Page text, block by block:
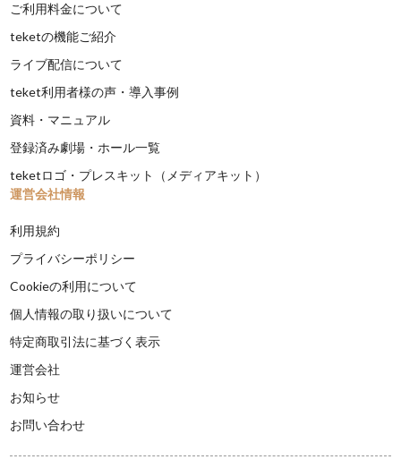
ご利用料金について
teketの機能ご紹介
ライブ配信について
teket利用者様の声・導入事例
資料・マニュアル
登録済み劇場・ホール一覧
teketロゴ・プレスキット（メディアキット）
運営会社情報
利用規約
プライバシーポリシー
Cookieの利用について
個人情報の取り扱いについて
特定商取引法に基づく表示
運営会社
お知らせ
お問い合わせ